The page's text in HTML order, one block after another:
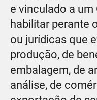
e vinculado a um
habilitar perante
ou jurídicas que
produção, de
embalagem, de
análise, de